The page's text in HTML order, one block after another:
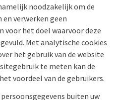
noodzakelijk om de
verwerken geen
voor het doel waarvoor deze
Met analytische cookies
het gebruik van de website
te meten kan de
voordeel van de gebruikers.
buiten uw